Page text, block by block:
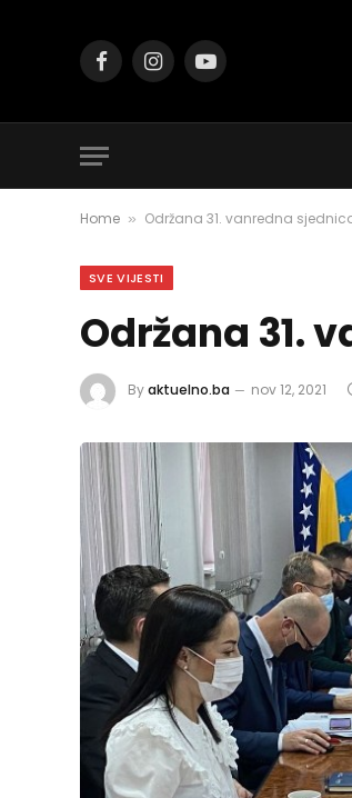
FacebookInstagramYouTube
Home » Održana 31. vanredna
SVE VIJESTI
Održana 31.
Byaktuelno.ba nov 12, 2021